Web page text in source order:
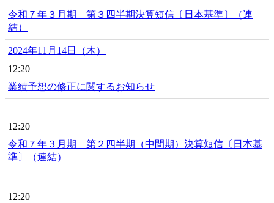
令和７年３月期 第３四半期決算短信〔日本基準〕（連
結）
2024年11月14日（木）
12:20
業績予想の修正に関するお知らせ
12:20
令和７年３月期 第２四半期（中間期）決算短信〔日本基
準〕（連結）
12:20